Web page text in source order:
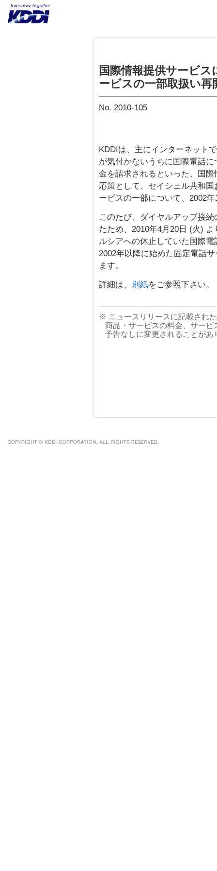
国際情報提供サービ
ービスの一部取扱い再
No. 2010-105
KDDIは、主にインターネット
が気付かないうちに国際電話
金を請求されるといった、国
応策として、セイシェル共和
ービスの一部について、2002
このたび、ダイヤルアップ接
たため、2010年4月20日 (火)
ルシアへの休止していた国際
2002年以降に始めた固定電話
ます。
詳細は、
別紙をご参照下さい。
※ ニュースリリースに記載され
商品・サービスの料金、サー
予告なしに変更されることが